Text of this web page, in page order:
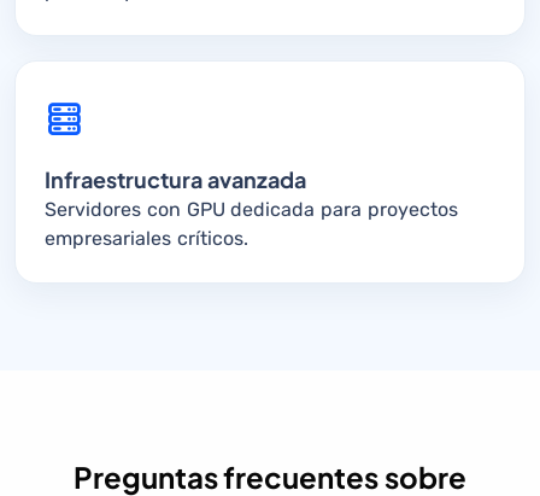
Infraestructura avanzada
Servidores con GPU dedicada para proyectos
empresariales críticos.
Preguntas frecuentes sobre